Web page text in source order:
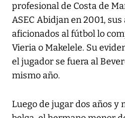
profesional de Costa de
ASEC Abidjan en 2001,
aficionados al fútbol lo
Vieria o Makelele. Su
el jugador se fuera al
mismo año.
Luego de jugar dos años y